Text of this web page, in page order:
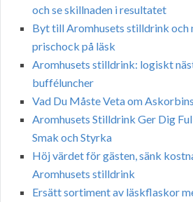
och se skillnaden i resultatet
Byt till Aromhusets stilldrink och
prischock på läsk
Aromhusets stilldrink: logiskt
bufféluncher
Vad Du Måste Veta om
Aromhusets Stilldrink Ger Dig
Smak och Styrka
Höj värdet för gästen, sänk
Aromhusets stilldrink
Ersätt sortiment av läskflaskor